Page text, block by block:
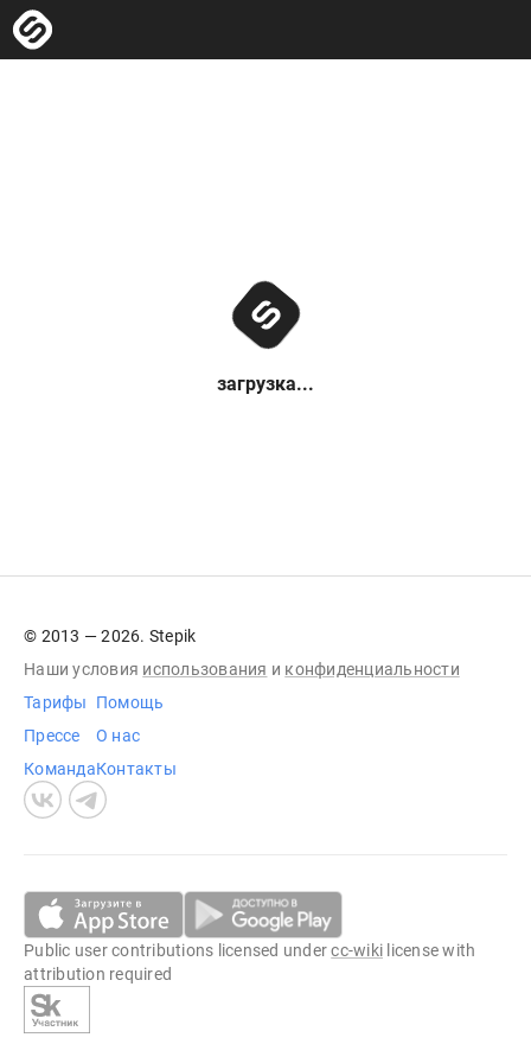
загрузка...
© 2013 — 2026. Stepik
Наши условия использования и конфиденциальности
Тарифы
Прессе
Команда
Помощь
О нас
Контакты
Public user contributions licensed undercc-wiki license with
attribution required